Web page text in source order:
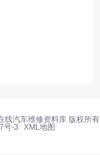
线汽车维修资料库 版权所有
号-3
XML地图